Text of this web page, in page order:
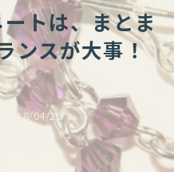
トは、まとま
ンスが大事！
2018/04/20